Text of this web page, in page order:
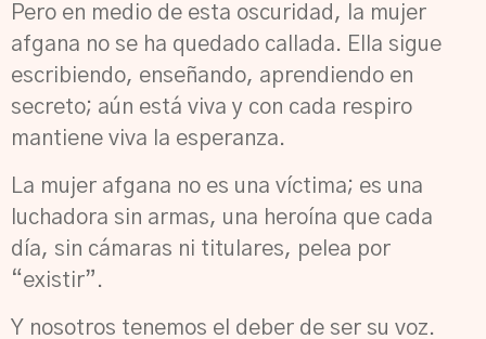
Pero en medio de esta oscuridad, la mujer
afgana no se ha quedado callada. Ella sigue
escribiendo, enseñando, aprendiendo en
secreto; aún está viva y con cada respiro
mantiene viva la esperanza.
La mujer afgana no es una víctima; es una
luchadora sin armas, una heroína que cada
día, sin cámaras ni titulares, pelea por
“existir”.
Y nosotros tenemos el deber de ser su voz.